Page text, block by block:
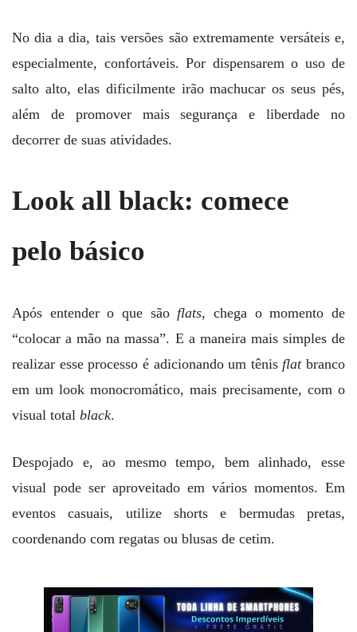
No dia a dia, tais versões são extremamente versáteis e,
especialmente, confortáveis. Por dispensarem o uso de
salto alto, elas dificilmente irão machucar os seus pés,
além de promover mais segurança e liberdade no
decorrer de suas atividades.
Look all black: comece
pelo básico
Após entender o que sãoflats, chega o momento de
“colocar a mão na massa”. E a maneira mais simples de
realizar esse processo é adicionando um tênis flat branco
em um look monocromático, mais precisamente, com o
visual total black.
Despojado e, ao mesmo tempo, bem alinhado, esse
visual pode ser aproveitado em vários momentos. Em
eventos casuais, utilize shorts e bermudas pretas,
coordenando com regatas ou blusas de cetim.